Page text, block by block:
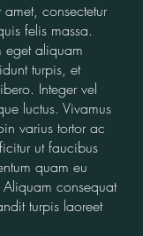
consectetur
felis massa.
eget aliquam
turpis, et
Integer vel
luctus. Vivamus
varius tortor ac
ut faucibus
quam eu
consequat
turpis laoreet